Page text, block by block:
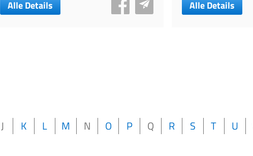
Alle Details Alle Details
J K L M N O P Q R S T U